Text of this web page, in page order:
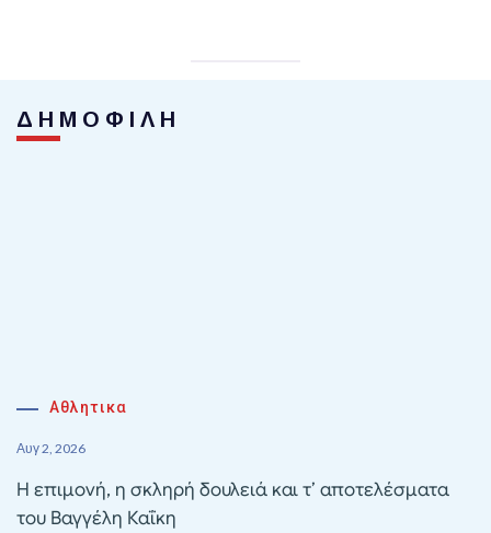
ΔΗΜΟΦΙΛΗ
Αθλητικα
Αυγ 2, 2026
Η επιμονή, η σκληρή δουλειά και τ’ αποτελέσματα
του Βαγγέλη Καΐκη